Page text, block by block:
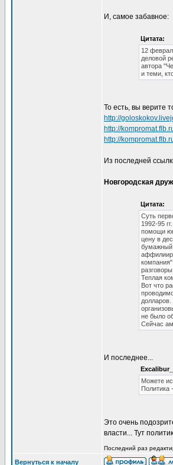
И, самое забавное:
Цитата:
12
деловой
автора
и теми,
То есть, вы верите
http://
http://
http://
Из последней
Новгородская
Цитата:
Суть
1992-95
помощи
цену в
бумажный
Теплая
Вот что
не было
Сейчас
И последнее...
Можете
Политика
Это очень
власти... Тут
Последний раз
Вернуться к началу